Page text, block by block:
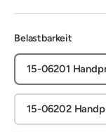
Belastbarkeit
15-06201
15-06202